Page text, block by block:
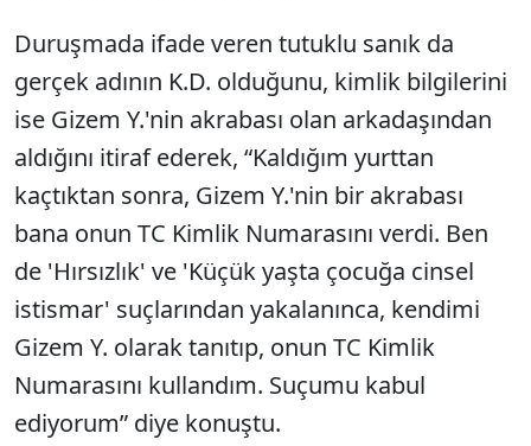
Duruşmada ifade veren tutuklu sanık da
gerçek adının K.D. olduğunu, kimlik bilgilerini
ise Gizem Y.'nin akrabası olan arkadaşından
aldığını itiraf ederek, “Kaldığım yurttan
kaçtıktan sonra, Gizem Y.'nin bir akrabası
bana onun TC Kimlik Numarasını verdi. Ben
de 'Hırsızlık' ve 'Küçük yaşta çocuğa cinsel
istismar' suçlarından yakalanınca, kendimi
Gizem Y. olarak tanıtıp, onun TC Kimlik
Numarasını kullandım. Suçumu kabul
ediyorum” diye konuştu.